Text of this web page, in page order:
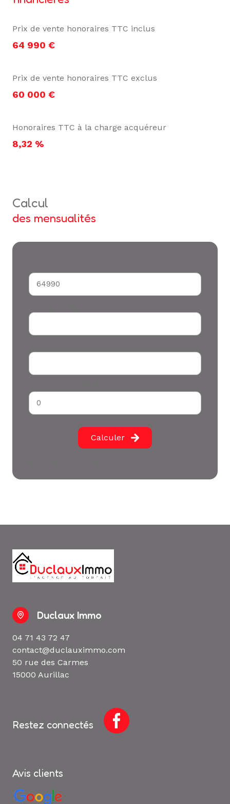
Prix de vente honoraires TTC inclus
64 990 €
Prix de vente honoraires TTC exclus
60 000 €
Honoraires TTC à la charge acquéreur
8,32 %
calcul
des mensualités
Calculer
Duclaux Immo
04 71 43 72 47
contact@duclauximmo.com
50 rue des Carmes
15000 Aurillac
Restez connectés
Avis clients